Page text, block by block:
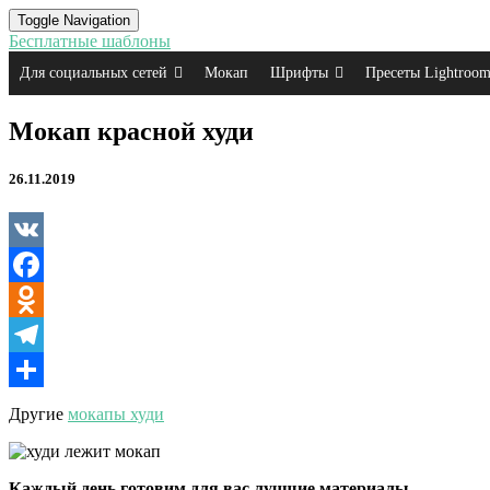
Toggle Navigation
Бесплатные шаблоны
Для социальных сетей Мокап Шрифты Пресеты Lightroom
Мокап
красной
Мокап красной худи
26.11.2019
VK
Facebook
Odnoklassniki
Telegram
Отправить
Другие мокапы худи